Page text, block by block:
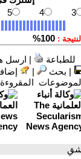
للطباعة | ارسل
| بحث |
المقروءة